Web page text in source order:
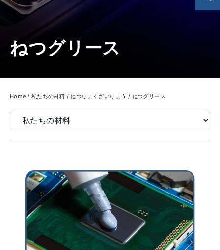
ねつグリース
Home / 私たちの材料 / ねつりょくざいりょう / ねつグリース
Filter